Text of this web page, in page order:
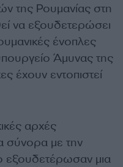
της Ρουμανίας στη
να εξουδετερώσει
ένοπλες
Άμυνας της
έχουν εντοπιστεί
αρχές
σύνορα με την
εξουδετέρωσαν μια